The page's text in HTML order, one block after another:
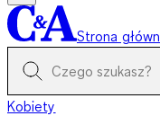
Strona
Kobiety